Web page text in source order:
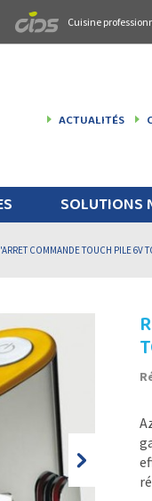
Cuisine
ACTUALITÉS
SOLUTIONS
COMMANDE TOUCH PILE 6V